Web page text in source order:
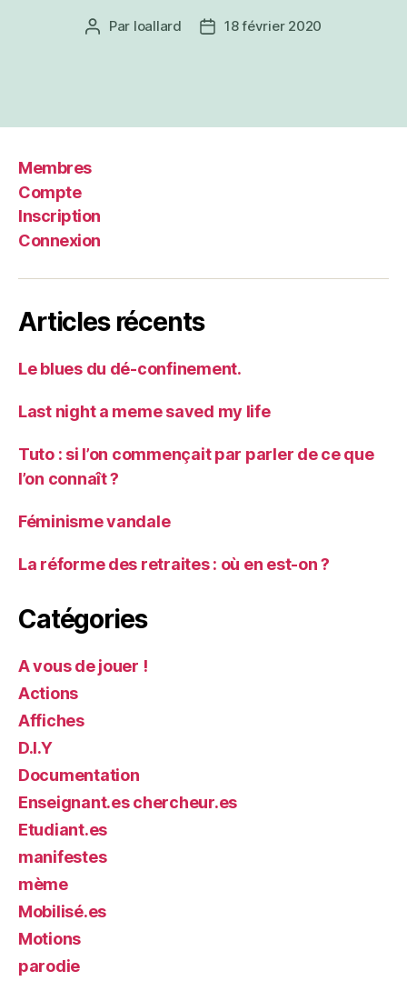
Auteur
Par loallard
Date18 février 2020
Membres
Compte
Inscription
Connexion
Articles récents
Le blues du dé-confinement.
Last night a meme saved my life
Tuto : si l’on commençait par parler de ce que
l’on connaît ?
Féminisme vandale
La réforme des retraites : où en est-on ?
Catégories
A vous de jouer !
Actions
Affiches
D.I.Y
Documentation
Enseignant.es chercheur.es
Etudiant.es
manifestes
mème
Mobilisé.es
Motions
parodie